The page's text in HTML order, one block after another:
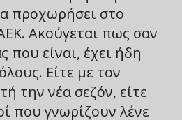
προχωρήσει στο
Ακούγεται πως σαν
που είναι, έχει ήδη
Είτε με τον
την νέα σεζόν, είτε
που γνωρίζουν λένε